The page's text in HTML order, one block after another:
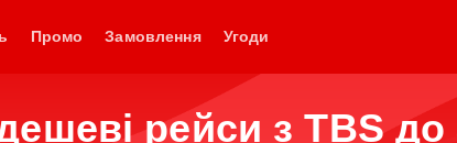
Промо Замовлення Угоди
рейси з TBS до